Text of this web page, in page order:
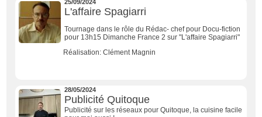
25/09/2024
L'affaire Spagiarri
Tournage dans le rôle du Rédac- chef pour Docu-fiction
pour 13h15 Dimanche France 2 sur "L'affaire Spagiarri"
Réalisation: Clément Magnin
28/05/2024
Publicité Quitoque
Publicité sur les réseaux pour Quitoque, la cuisine facile